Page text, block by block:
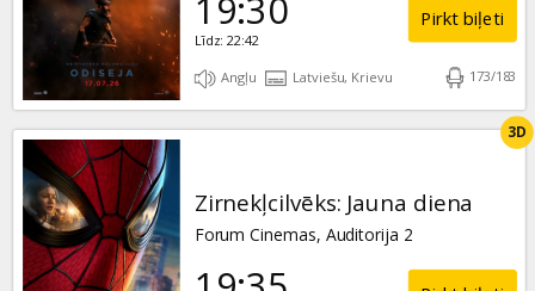
Līdz: 22:42
Pirkt biļeti
Angļu Latviešu, Krievu 173/183
Zirnekļcilvēks: Jauna diena
Forum Cinemas, Auditorija 2
3D